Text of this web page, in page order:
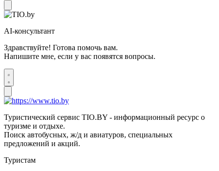
AI-консультант
Здравствуйте! Готова помочь вам.
Напишите мне, если у вас появятся вопросы.
Туристический сервис TIO.BY - информационный ресурс о
туризме и отдыхе.
Поиск автобусных, ж/д и авиатуров, специальных
предложений и акций.
Туристам